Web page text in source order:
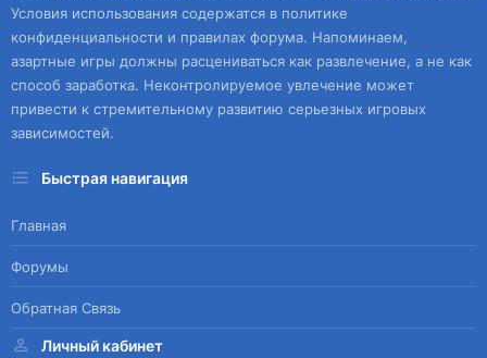
Условия использования содержатся в политике
конфиденциальности и правилах форума. Напоминаем,
азартные игры должны расцениваться как развлечение, а не как
способ заработка. Неконтролируемое увлечение может
привести к стремительному развитию серьезных игровых
зависимостей.
Быстрая навигация
Главная
Форумы
Обратная Связь
Личный кабинет